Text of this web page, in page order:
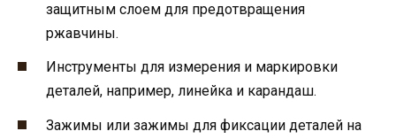
защитным слоем для предотвращения
ржавчины.
Инструменты для измерения и маркировки
деталей, например, линейка и карандаш.
Зажимы или зажимы для фиксации деталей на